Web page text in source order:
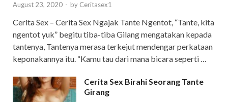
August 23, 2020 - by Ceritasex1
Cerita Sex – Cerita Sex Ngajak Tante Ngentot, “Tante, kita
ngentot yuk” begitu tiba-tiba Gilang mengatakan kepada
tantenya, Tantenya merasa terkejut mendengar perkataan
keponakannya itu. “Kamu tau dari mana bicara seperti …
Cerita Sex Birahi Seorang Tante
Girang